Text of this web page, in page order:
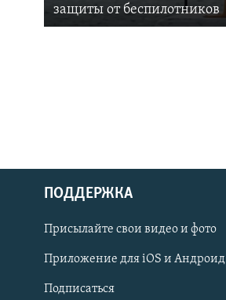
Українською
Qırımtatar
ПРИСОЕДИНЯЙТЕСЬ!
защиты от беспилотников
ПОДДЕРЖКА
Присылайте свои видео и фото
Приложение для iOS и Андроид
Подписаться